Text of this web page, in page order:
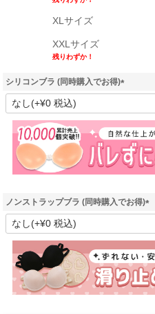
XLサイズ
XXLサイズ
残りわずか！
シリコンブラ (同時購入でお得)
(
須
)
ノンストラップブラ (同時購入でお得)
(
須
)